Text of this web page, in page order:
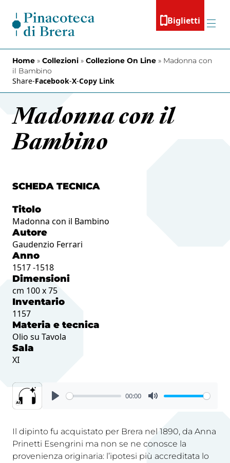
Biglietti
Menu
Home » Collezioni » Collezione On Line » Madonna con
il Bambino
Share-Facebook-X-Copy Link
Madonna con il
Bambino
SCHEDA TECNICA
Titolo
Madonna con il Bambino
Autore
Gaudenzio Ferrari
Anno
1517 -1518
Dimensioni
cm 100 x 75
Inventario
1157
Materia e tecnica
Olio su Tavola
Sala
XI
00:00
Il dipinto fu acquistato per Brera nel 1890, da Anna
Prinetti Esengrini ma non se ne conosce la
provenienza originaria: l’ipotesi più accreditata lo